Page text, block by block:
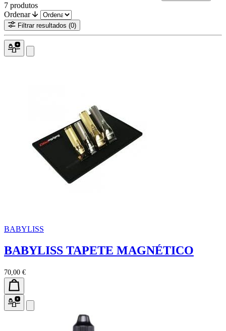
7 produtos
Ordenar
Filtrar resultados (0)
BABYLISS
BABYLISS TAPETE MAGNÉTICO
70,00 €